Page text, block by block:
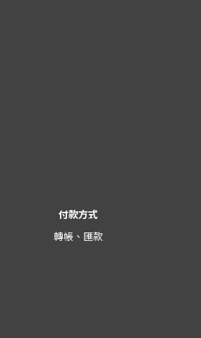
付款方式
轉帳、匯款